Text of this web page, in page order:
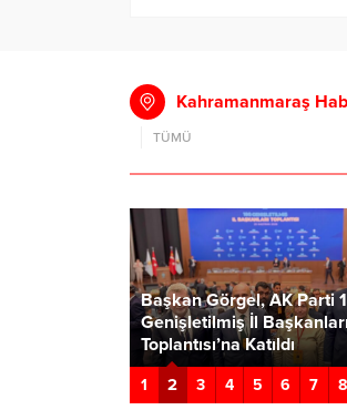
Kahramanmaraş
TÜMÜ
Başkan Görgel, AK Parti
Genişletilmiş İl Başkanları
Toplantısı’na Katıldı
1 2 3 4 5 6 7 8